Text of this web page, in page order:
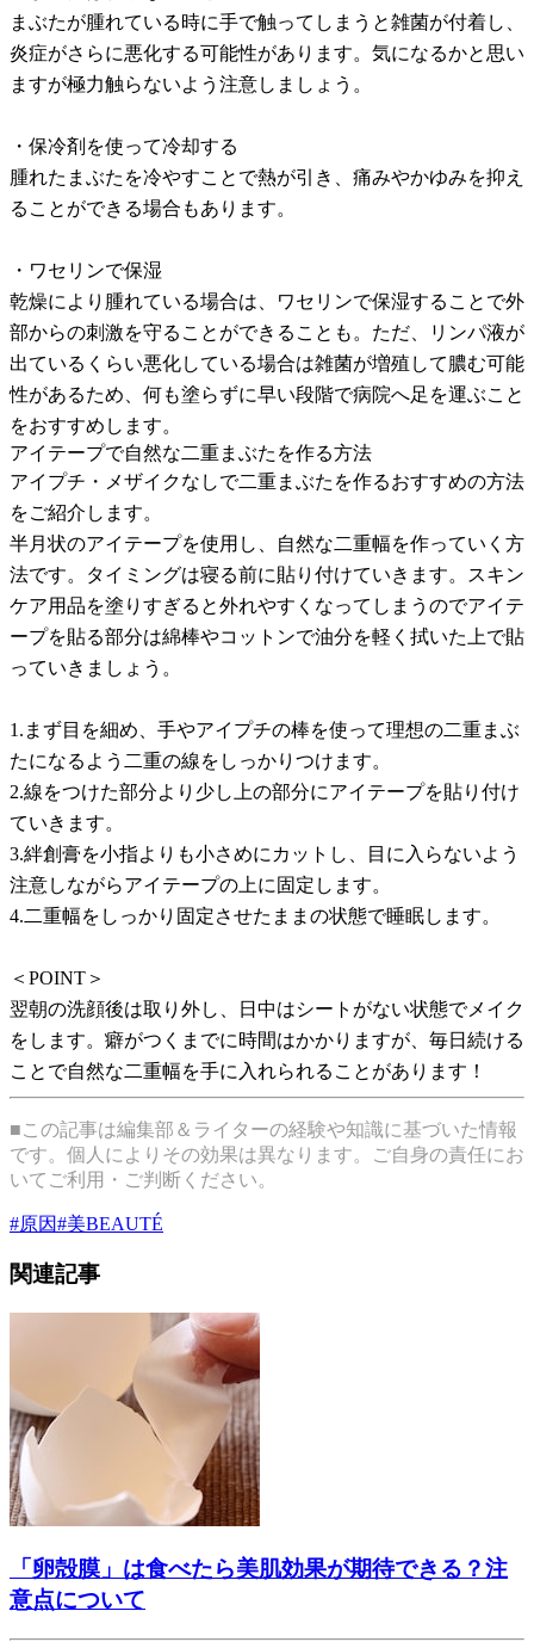
まぶたが腫れている時に手で触ってしまうと雑菌が付着し、
炎症がさらに悪化する可能性があります。気になるかと思い
ますが極力触らないよう注意しましょう。
・保冷剤を使って冷却する
腫れたまぶたを冷やすことで熱が引き、痛みやかゆみを抑え
ることができる場合もあります。
・ワセリンで保湿
乾燥により腫れている場合は、ワセリンで保湿することで外
部からの刺激を守ることができることも。ただ、リンパ液が
出ているくらい悪化している場合は雑菌が増殖して膿む可能
性があるため、何も塗らずに早い段階で病院へ足を運ぶこと
をおすすめします。
アイテープで自然な二重まぶたを作る方法
アイプチ・メザイクなしで二重まぶたを作るおすすめの方法
をご紹介します。
半月状のアイテープを使用し、自然な二重幅を作っていく方
法です。タイミングは寝る前に貼り付けていきます。スキン
ケア用品を塗りすぎると外れやすくなってしまうのでアイテ
ープを貼る部分は綿棒やコットンで油分を軽く拭いた上で貼
っていきましょう。
1.まず目を細め、手やアイプチの棒を使って理想の二重まぶ
たになるよう二重の線をしっかりつけます。
2.線をつけた部分より少し上の部分にアイテープを貼り付け
ていきます。
3.絆創膏を小指よりも小さめにカットし、目に入らないよう
注意しながらアイテープの上に固定します。
4.二重幅をしっかり固定させたままの状態で睡眠します。
＜POINT＞
翌朝の洗顔後は取り外し、日中はシートがない状態でメイク
をします。癖がつくまでに時間はかかりますが、毎日続ける
ことで自然な二重幅を手に入れられることがあります！
■この記事は編集部＆ライターの経験や知識に基づいた情報
です。個人によりその効果は異なります。ご自身の責任にお
いてご利用・ご判断ください。
#原因#美BEAUTÉ
関連記事
「卵殻膜」は食べたら美肌効果が期待できる？注
意点について